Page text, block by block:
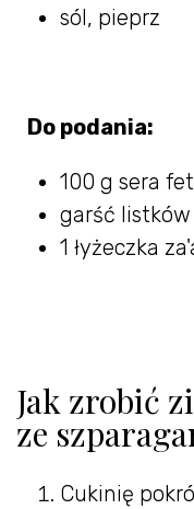
sól, pieprz
Do podania:
100 g sera
garść
1 łyżeczka
Jak zrobić
ze
Cukinię